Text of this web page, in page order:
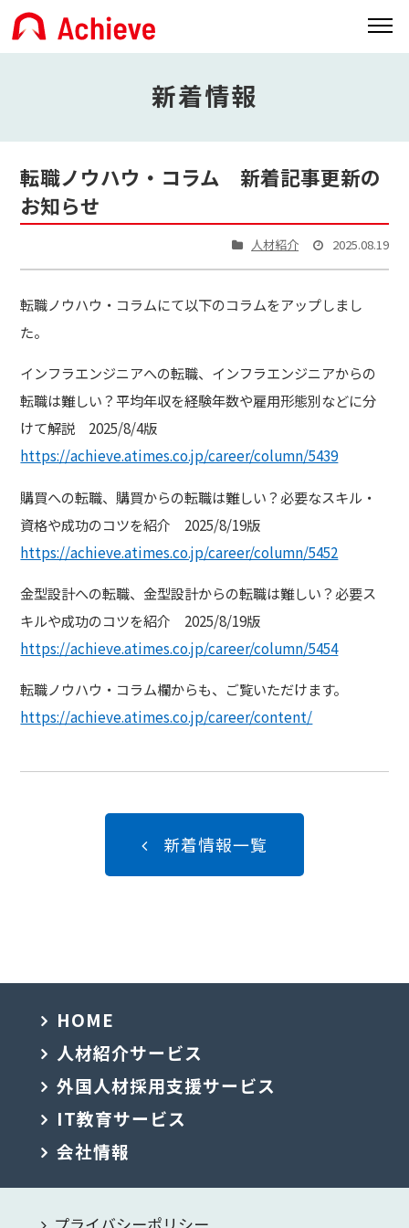
新着情報
転職ノウハウ・コラム 新着記事更新の
お知らせ
人材紹介 2025.08.19
転職ノウハウ・コラムにて以下のコラムをアップしまし
た。
インフラエンジニアへの転職、インフラエンジニアからの
転職は難しい？平均年収を経験年数や雇用形態別などに分
けて解説 2025/8/4版
https://achieve.atimes.co.jp/career/column/5439
購買への転職、購買からの転職は難しい？必要なスキル・
資格や成功のコツを紹介 2025/8/19版
https://achieve.atimes.co.jp/career/column/5452
金型設計への転職、金型設計からの転職は難しい？必要ス
キルや成功のコツを紹介 2025/8/19版
https://achieve.atimes.co.jp/career/column/5454
転職ノウハウ・コラム欄からも、ご覧いただけます。
https://achieve.atimes.co.jp/career/content/
新着情報一覧
HOME
人材紹介サービス
外国人材採用支援サービス
IT教育サービス
会社情報